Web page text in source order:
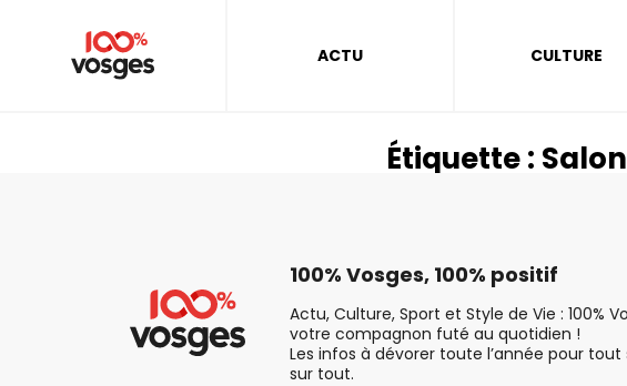
ACTU CULTURE
Étiquette :
100% Vosges, 100% positif
Actu, Culture, Sport et Style de Vie : 100%
votre compagnon futé au quotidien !
Les infos à dévorer toute l’année pour tout
sur tout.